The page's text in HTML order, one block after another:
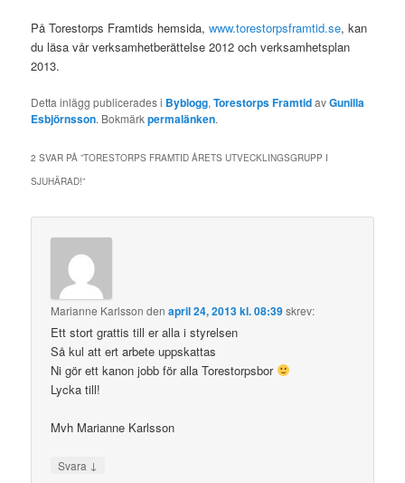
På Torestorps Framtids hemsida,www.torestorpsframtid.se, kan
du läsa vår verksamhetberättelse 2012 och verksamhetsplan
2013.
Detta inlägg publicerades i Byblogg,Torestorps FramtidavGunilla
Esbjörnsson. Bokmärkpermalänken.
2 SVAR PÅ ”TORESTORPS FRAMTID ÅRETS UTVECKLINGSGRUPP I
SJUHÄRAD!”
Marianne Karlsson denapril 24, 2013 kl. 08:39skrev:
Ett stort grattis till er alla i styrelsen
Så kul att ert arbete uppskattas
Ni gör ett kanon jobb för alla Torestorpsbor
Lycka till!
Mvh Marianne Karlsson
Svara ↓